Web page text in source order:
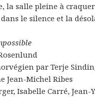
la salle pleine à craquer
le silence et la
par Terje
Jean-Michel Ribes
Isabelle Carré, Jean-